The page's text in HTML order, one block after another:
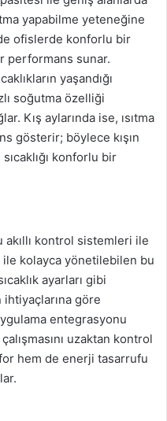
yapabilme yeteneğine
ofislerde konforlu bir
performans sunar.
yaşandığı
soğutma özelliği
Kış aylarında ise, ısıtma
gösterir; böylece kışın
konforlu bir
akıllı kontrol sistemleri ile
ile kolayca yönetilebilen bu
ayarları gibi
ihtiyaçlarına göre
entegrasyonu
uzaktan kontrol
hem de enerji tasarrufu